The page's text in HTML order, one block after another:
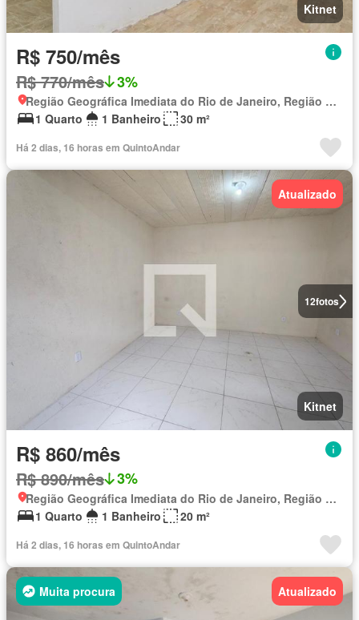
Kitnet
R$ 750/mês
R$ 770/mês 3%
Região Geográfica Imediata do Rio de Janeiro, Região Metropolitana do Rio de Janeiro
1 Quarto
1 Banheiro 30 m²
Há 2 dias, 16 horas em QuintoAndar
12fotos
Atualizado
Kitnet
R$ 860/mês
R$ 890/mês 3%
Região Geográfica Imediata do Rio de Janeiro, Região Metropolitana do Rio de Janeiro
1 Quarto
1 Banheiro 20 m²
Há 2 dias, 16 horas em QuintoAndar
Muita procura Atualizado